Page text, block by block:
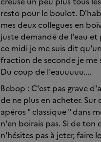
resto pour le boulot.
mes deux collegues en
juste demandé de l'eau et
ce midi je me suis dit
fraction de seconde je
Du coup de l'eauuuuu....
Bebop : C'est pas grave
de ne plus en acheter.
apéros " classique " dans
n'en boirais pas. Si de
n'hésites pas à jeter, faire